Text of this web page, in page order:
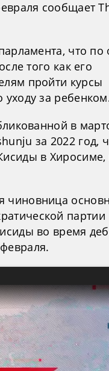
сообщает
что по
того как его
пройти курсы
уходу за
в
за 2022 год,
в Хиросиме,
чиновница
партии
во время